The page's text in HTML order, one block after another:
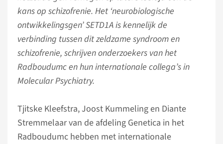
kans op schizofrenie. Het ‘neurobiologische
ontwikkelingsgen’ SETD1A is kennelijk de
verbinding tussen dit zeldzame syndroom en
schizofrenie, schrijven onderzoekers van het
Radboudumc en hun internationale collega’s in
Molecular Psychiatry.
Tjitske Kleefstra, Joost Kummeling en Diante
Stremmelaar van de afdeling Genetica in het
Radboudumc hebben met internationale